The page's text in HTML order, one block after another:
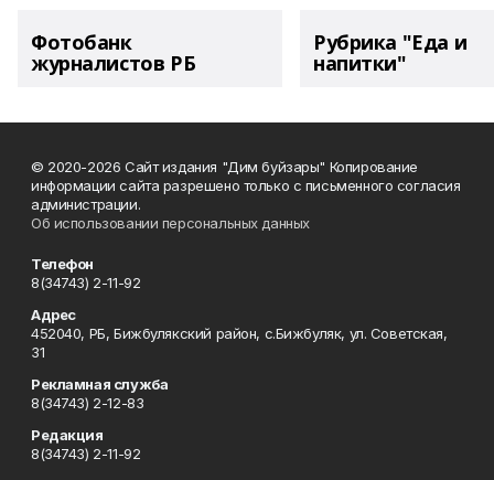
Фотобанк
журналистов РБ
Рубрика "Еда и
напитки"
© 2020-2026 Сайт издания "Дим буйзары" Копирование
информации сайта разрешено только с письменного согласия
администрации.
Об использовании персональных данных
Телефон
8(34743) 2-11-92
Адрес
452040, РБ, Бижбулякский район, с.Бижбуляк, ул. Советская,
31
Рекламная служба
8(34743) 2-12-83
Редакция
8(34743) 2-11-92